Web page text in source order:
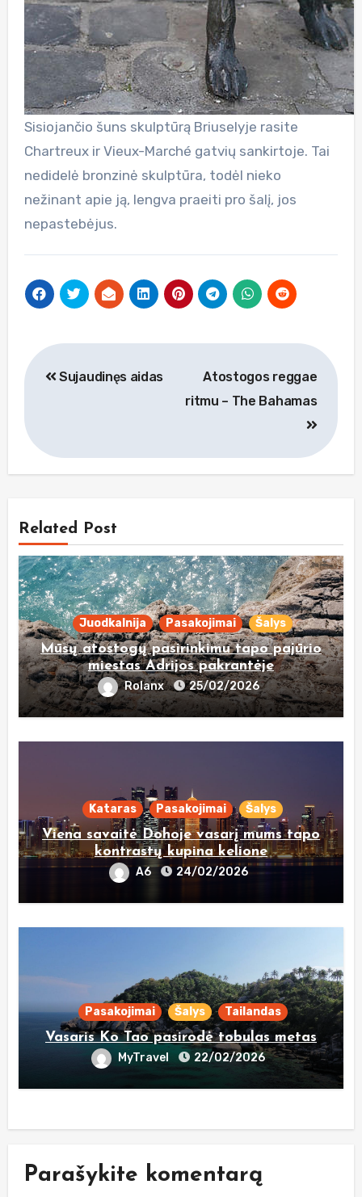
Sisiojančio šuns skulptūrą Briuselyje rasite
Chartreux ir Vieux-Marché gatvių sankirtoje. Tai
nedidelė bronzinė skulptūra, todėl nieko
nežinant apie ją, lengva praeiti pro šalį, jos
nepastebėjus.
Navigacija
tarp
įrašų
Sujaudinęs aidas
Atostogos reggae
ritmu – The Bahamas
Related Post
Juodkalnija Pasakojimai Šalys
Mūsų atostogų pasirinkimu tapo pajūrio
miestas Adrijos pakrantėje
Rolanx 25/02/2026
Kataras Pasakojimai Šalys
Viena savaitė Dohoje vasarį mums tapo
kontrastų kupina kelione
A6 24/02/2026
Pasakojimai Šalys Tailandas
Vasaris Ko Tao pasirodė tobulas metas
MyTravel 22/02/2026
Parašykite komentarą